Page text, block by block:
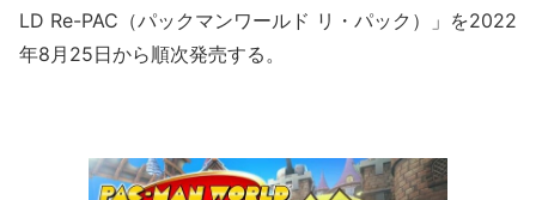
LD Re-PAC（パックマンワールド リ・パック）」を2022
年8月25日から順次発売する。